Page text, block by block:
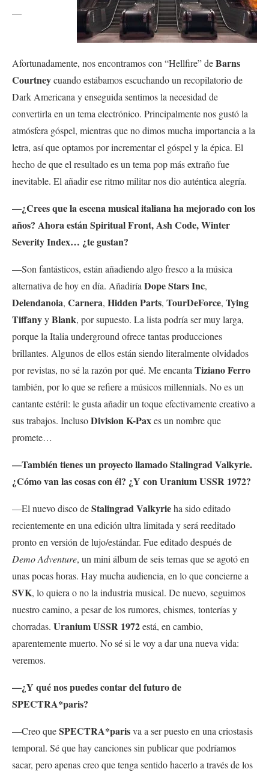
—
Afortunadamente, nos encontramos con “Hellfire” deBarns
Courtneycuando estábamos escuchando un recopilatorio de
Dark Americana y enseguida sentimos la necesidad de
convertirla en un tema electrónico. Principalmente nos gustó la
atmósfera góspel, mientras que no dimos mucha importancia a la
letra, así que optamos por incrementar el góspel y la épica. El
hecho de que el resultado es un tema pop más extraño fue
inevitable. El añadir ese ritmo militar nos dio auténtica alegría.
—¿Crees que la escena musical italiana ha mejorado con los
años? Ahora están Spiritual Front, Ash Code, Winter
Severity Index… ¿te gustan?
—Son fantásticos, están añadiendo algo fresco a la música
alternativa de hoy en día. Añadiría Dope Stars Inc,
Delendanoia, Carnera, Hidden Parts, TourDeForce, Tying
TiffanyyBlank, por supuesto. La lista podría ser muy larga,
porque la Italia underground ofrece tantas producciones
brillantes. Algunos de ellos están siendo literalmente olvidados
por revistas, no sé la razón por qué. Me encanta Tiziano Ferro
también, por lo que se refiere a músicos millennials. No es un
cantante estéril: le gusta añadir un toque efectivamente creativo a
sus trabajos. InclusoDivision K-Paxes un nombre que
promete…
—También tienes un proyecto llamado Stalingrad Valkyrie.
¿Cómo van las cosas con él? ¿Y con Uranium USSR 1972?
—El nuevo disco deStalingrad Valkyrieha sido editado
recientemente en una edición ultra limitada y será reeditado
pronto en versión de lujo/estándar. Fue editado después de
Demo Adventure, un mini álbum de seis temas que se agotó en
unas pocas horas. Hay mucha audiencia, en lo que concierne a
SVK, lo quiera o no la industria musical. De nuevo, seguimos
nuestro camino, a pesar de los rumores, chismes, tonterías y
chorradas. Uranium USSR 1972está, en cambio,
aparentemente muerto. No sé si le voy a dar una nueva vida:
veremos.
—¿Y qué nos puedes contar del futuro de
SPECTRA*paris?
—Creo queSPECTRA*parisva a ser puesto en una criostasis
temporal. Sé que hay canciones sin publicar que podríamos
sacar, pero apenas creo que tenga sentido hacerlo a través de los